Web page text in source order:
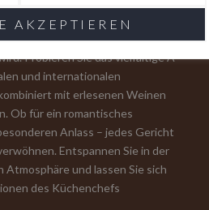
AKZEPTIEREN
kulinarisches Erlebnis
dem jedes Gericht mit Leidenschaft
Probieren Sie das vielfältige À-
und internationalen
mit erlesenen Weinen
Ob für ein romantisches
Anlass – jedes Gericht
Entspannen Sie in der
Atmosphäre und lassen Sie sich
des Küchenchefs